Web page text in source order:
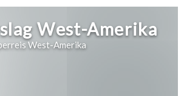
West-Amerika
West-Amerika